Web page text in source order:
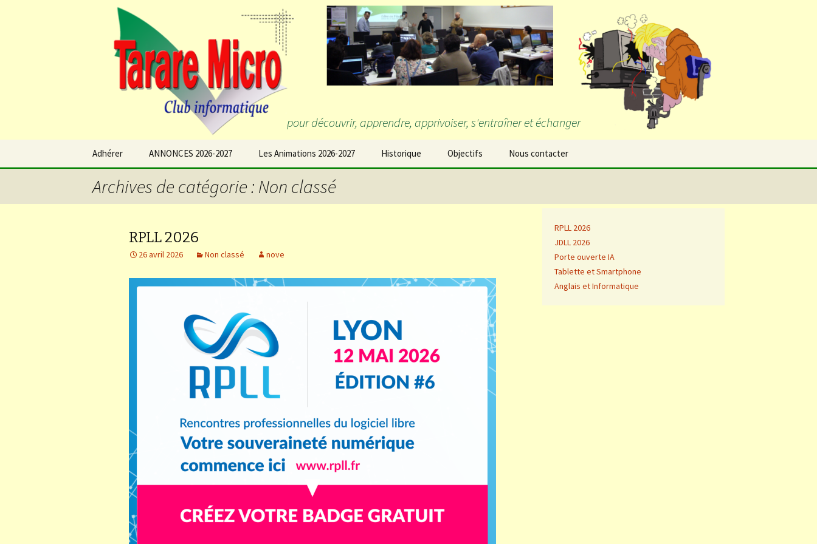
pour découvrir, apprendre, apprivoiser, s'entraîner et échanger
Adhérer ANNONCES 2026-2027 Les Animations 2026-2027 Historique Objectifs Nous contacter
Archives de catégorie : Non classé
RPLL 2026
26 avril 2026 Non classé nove
RPLL 2026
JDLL 2026
Porte ouverte IA
Tablette et Smartphone
Anglais et Informatique